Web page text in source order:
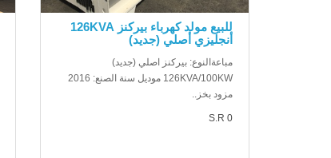
للبيع مولد كهرباء بيركنز 126KVA
أنجليزي أصلي (جديد)
مباعةالنوع: بيركنز اصلي (جديد)
مزود بخز..
S.R 0